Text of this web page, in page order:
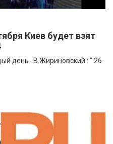
Киев будет взят
день . В.Жириновский : " 26